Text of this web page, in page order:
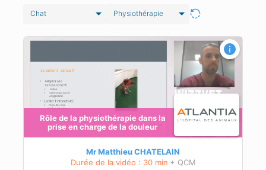
Chat Physiothérapie
Rôle de la physiothérapie dans la
prise en charge de la douleur
Mr Matthieu CHATELAIN
Durée de la vidéo : 30 min + QCM